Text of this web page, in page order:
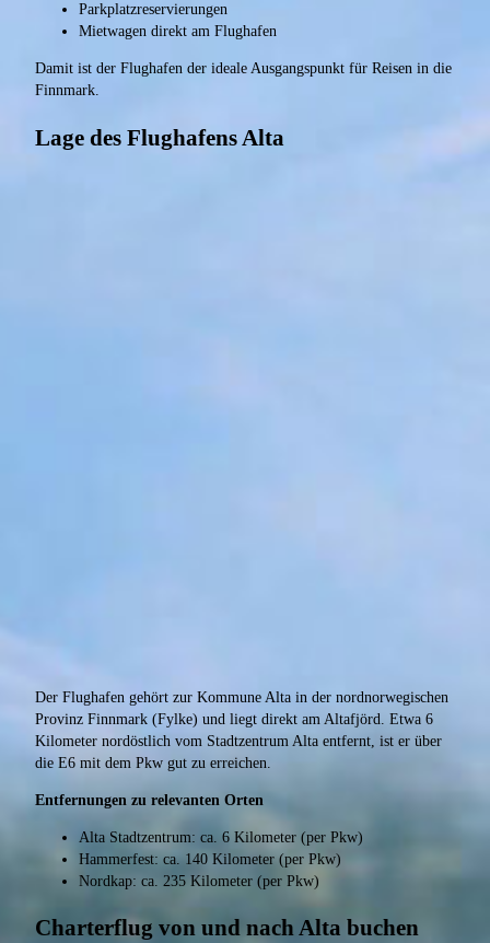
Parkplatzreservierungen
Mietwagen direkt am Flughafen
Damit ist der Flughafen der ideale Ausgangspunkt für Reisen in die
Finnmark.
Lage des Flughafens Alta
Der Flughafen gehört zur Kommune Alta in der nordnorwegischen
Provinz Finnmark (Fylke) und liegt direkt am Altafjörd. Etwa 6
Kilometer nordöstlich vom Stadtzentrum Alta entfernt, ist er über
die E6 mit dem Pkw gut zu erreichen.
Entfernungen zu relevanten Orten
Alta Stadtzentrum: ca. 6 Kilometer (per Pkw)
Hammerfest: ca. 140 Kilometer (per Pkw)
Nordkap: ca. 235 Kilometer (per Pkw)
Charterflug von und nach Alta buchen